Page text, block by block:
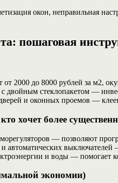
окон, неправильная
пошаговая
2000 до 8000 рублей за м2,
двойным стеклопакетом —
и оконных проемов —
хочет более
— позволяют
автоматических
и воды — помогает
экономии)